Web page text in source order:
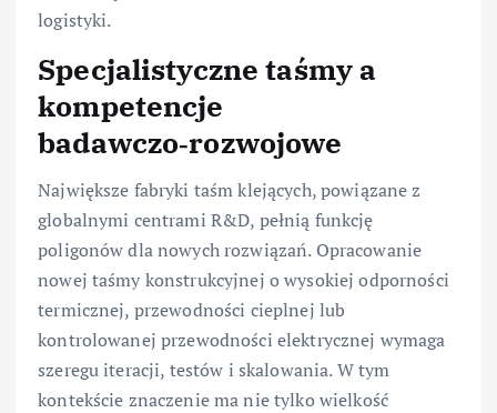
logistyki.
Specjalistyczne taśmy a
kompetencje
badawczo‑rozwojowe
Największe fabryki taśm klejących, powiązane z
globalnymi centrami R&D, pełnią funkcję
poligonów dla nowych rozwiązań. Opracowanie
nowej taśmy konstrukcyjnej o wysokiej odporności
termicznej, przewodności cieplnej lub
kontrolowanej przewodności elektrycznej wymaga
szeregu iteracji, testów i skalowania. W tym
kontekście znaczenie ma nie tylko wielkość